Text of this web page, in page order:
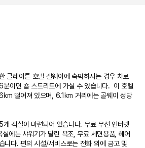
클레이튼 호텔 갤웨이에 숙박하시는 경우 차로
이면 숍 스트리트에 가실 수 있습니다.  이 호텔
떨어져 있으며, 6.1km 거리에는 골웨이 성당
객실이 마련되어 있습니다. 무료 무선 인터넷
에는 샤워기가 달린 욕조, 무료 세면용품, 헤어
니다. 편의 시설/서비스로는 전화 외에 금고 및